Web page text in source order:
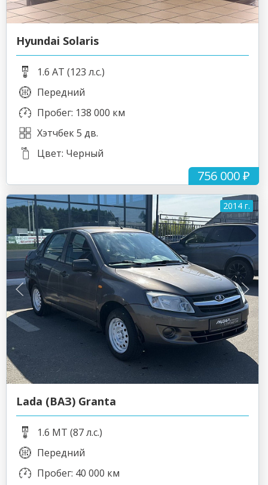
756 000 ₽
Hyundai Solaris
1.6 AT (123 л.с.)
Передний
Пробег: 138 000 км
Хэтчбек 5 дв.
Цвет: Черный
2014 г.
Lada (ВАЗ) Granta
1.6 MT (87 л.с.)
Передний
Пробег: 40 000 км